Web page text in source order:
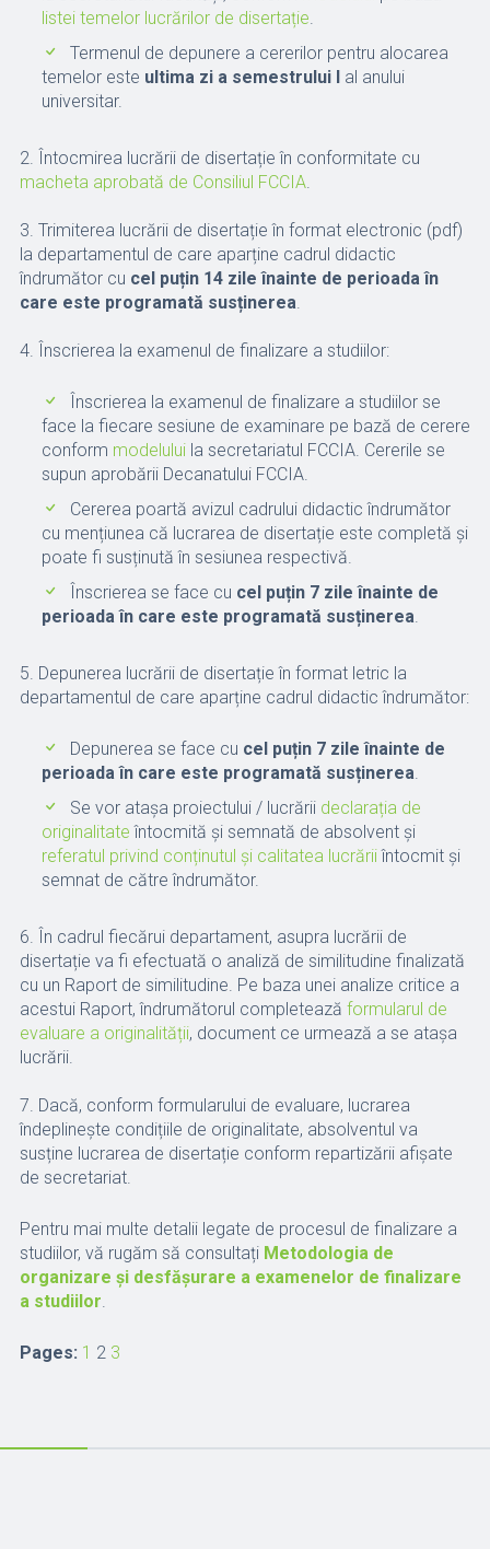
listei temelor lucrărilor de disertație.
Termenul de depunere a cererilor pentru alocarea
temelor este ultima zi a semestrului Ial anului
universitar.
2. Întocmirea lucrării de disertație în conformitate cu
macheta aprobată de Consiliul FCCIA.
3. Trimiterea lucrării de disertație în format electronic (pdf)
la departamentul de care aparține cadrul didactic
îndrumător cu cel puțin 14 zileînainte de perioada în
care este programată susținerea.
4. Înscrierea la examenul de finalizare a studiilor:
Înscrierea la examenul de finalizare a studiilor se
face la fiecare sesiune de examinare pe bază de cerere
conform modeluluila secretariatul FCCIA. Cererile se
supun aprobării Decanatului FCCIA.
Cererea poartă avizul cadrului didactic îndrumător
cu mențiunea că lucrarea de disertație este completă și
poate fi susținută în sesiunea respectivă.
Înscrierea se face cu cel puțin 7 zileînainte de
perioada în care este programată susținerea.
5. Depunerea lucrării de disertație în format letric la
departamentul de care aparține cadrul didactic îndrumător:
Depunerea se face cu cel puțin 7 zileînainte de
perioada în care este programată susținerea.
Se vor atașa proiectului / lucrării declarația de
originalitate întocmită și semnată de absolvent și
referatul privind conținutul și calitatea lucrăriiîntocmit și
semnat de către îndrumător.
6. În cadrul fiecărui departament, asupra lucrării de
disertație va fi efectuată o analiză de similitudine finalizată
cu un Raport de similitudine. Pe baza unei analize critice a
acestui Raport, îndrumătorul completează formularul de
evaluare a originalității, document ce urmează a se atașa
lucrării.
7. Dacă, conform formularului de evaluare, lucrarea
îndeplinește condițiile de originalitate, absolventul va
susține lucrarea de disertație conform repartizării afișate
de secretariat.
Pentru mai multe detalii legate de procesul de finalizare a
studiilor, vă rugăm să consultați Metodologia de
organizare și desfășurare a examenelor de finalizare
a studiilor.
Pages: 1 2 3